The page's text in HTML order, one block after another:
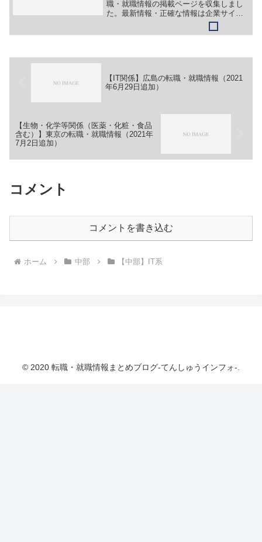
職・就職情報の掲載ページを収集しまし
た。最新情報・正確な情報は企業サイト
でご確認ください。①【会社名】旭陽電
気株式会社【職務】［新卒］＞＞（１）
【IT関係】広島の転職・就職情報（2021
年6月29日追加）
【生物・化学等関係（医薬・化粧・食品
含む）】東京の転職・就職情報（2021年
7月2日追加）
コメント
コメントを書き込む
ホーム 中部 【中部】IT系
© 2020 転職・就職情報まとめブログ-てんしゅうインフォ-.